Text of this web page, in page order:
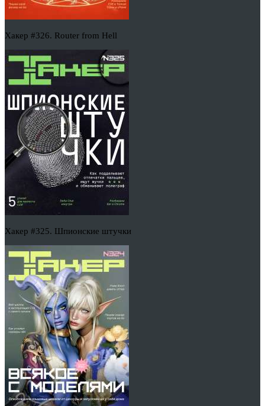
Хакер #326. Router from Hell
Хакер #325. Шпионские штучки